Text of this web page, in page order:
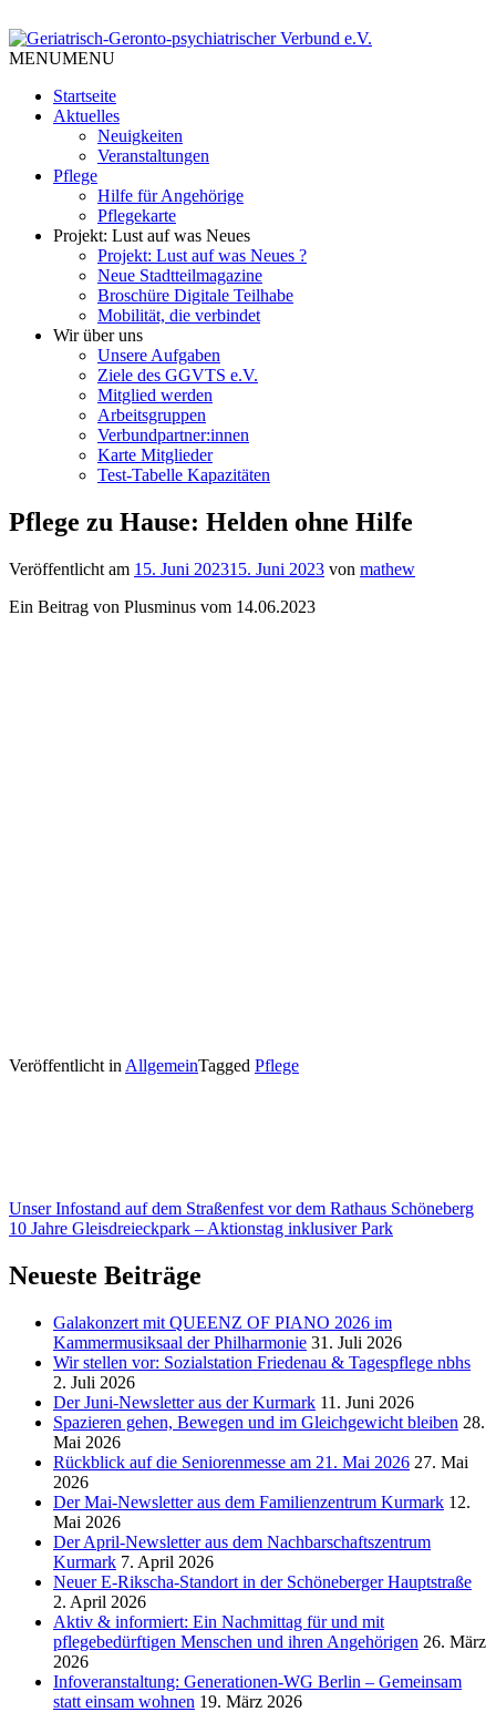
to
content
Geriatrisch-Geronto-
psychiatrischer Verbund e.V.
Tempelhof Schöneberg
MENUMENU
Startseite
Aktuelles
Neuigkeiten
Veranstaltungen
Pflege
Hilfe für Angehörige
Pflegekarte
Projekt: Lust auf was Neues
Projekt: Lust auf was Neues ?
Neue Stadtteilmagazine
Broschüre Digitale Teilhabe
Mobilität, die verbindet
Wir über uns
Unsere Aufgaben
Ziele des GGVTS e.V.
Mitglied werden
Arbeitsgruppen
Verbundpartner:innen
Karte Mitglieder
Test-Tabelle Kapazitäten
Pflege zu Hause: Helden ohne Hilfe
Veröffentlicht am 15. Juni 202315. Juni 2023 von mathew
Ein Beitrag von Plusminus vom 14.06.2023
Veröffentlicht in AllgemeinTagged Pflege
Beitragsnavigation
Unser Infostand auf dem Straßenfest vor dem Rathaus Schöneberg
10 Jahre Gleisdreieckpark – Aktionstag inklusiver Park
Neueste Beiträge
Galakonzert mit QUEENZ OF PIANO 2026 im
Kammermusiksaal der Philharmonie 31. Juli 2026
Wir stellen vor: Sozialstation Friedenau & Tagespflege nbhs
2. Juli 2026
Der Juni-Newsletter aus der Kurmark 11. Juni 2026
Spazieren gehen, Bewegen und im Gleichgewicht bleiben 28.
Mai 2026
Rückblick auf die Seniorenmesse am 21. Mai 2026 27. Mai
2026
Der Mai-Newsletter aus dem Familienzentrum Kurmark 12.
Mai 2026
Der April-Newsletter aus dem Nachbarschaftszentrum
Kurmark 7. April 2026
Neuer E-Rikscha-Standort in der Schöneberger Hauptstraße
2. April 2026
Aktiv & informiert: Ein Nachmittag für und mit
pflegebedürftigen Menschen und ihren Angehörigen 26. März
2026
Infoveranstaltung: Generationen-WG Berlin – Gemeinsam
statt einsam wohnen 19. März 2026